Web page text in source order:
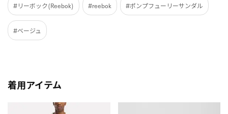
#リーボック(Reebok) #reebok #ポンプフューリーサンダル
#ベージュ
着用アイテム